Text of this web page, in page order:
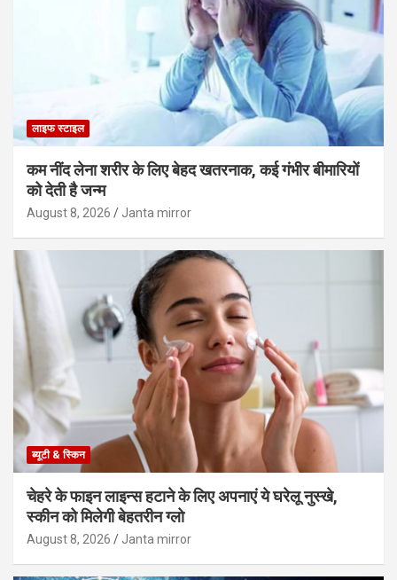
लाइफ स्टाइल
कम नींद लेना शरीर के लिए बेहद खतरनाक, कई गंभीर बीमारियों
को देती है जन्म
August 8, 2026 Janta mirror
ब्यूटी & स्किन
चेहरे के फाइन लाइन्स हटाने के लिए अपनाएं ये घरेलू नुस्खे,
स्कीन को मिलेगी बेहतरीन ग्लो
August 8, 2026 Janta mirror